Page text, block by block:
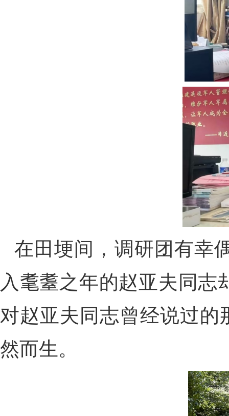
在田埂间，调研团有幸
入耄耋之年的赵亚夫同志
对赵亚夫同志曾经说过的
然而生。